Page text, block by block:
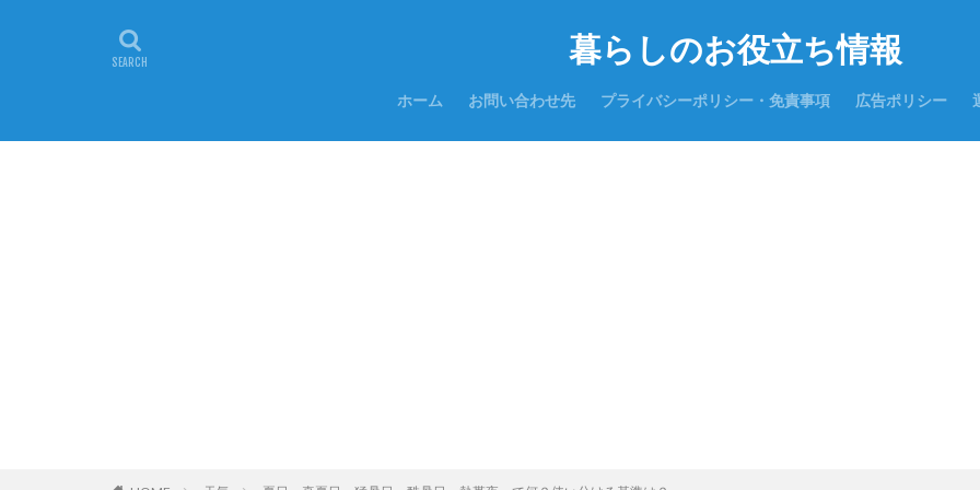
暮らしのお役立ち情報
ホーム お問い合わせ先 プライバシーポリシー・免責事項 広告ポリシー